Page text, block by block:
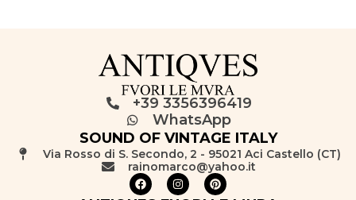
+39 3356396419
WhatsApp
SOUND OF VINTAGE ITALY
Via Rosso di S. Secondo, 2 - 95021 Aci Castello (CT)
rainomarco@yahoo.it